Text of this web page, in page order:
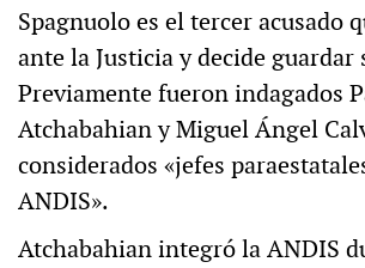
Spagnuolo es el tercer acusado
ante la Justicia y decide guardar
Previamente fueron indagados
Atchabahian y Miguel Ángel
considerados «jefes
ANDIS».
Atchabahian integró la ANDIS